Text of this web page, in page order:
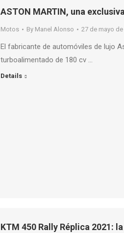
ASTON MARTIN, una
Motos By Manel Alonso 27 de mayo de
El fabricante de automóviles de lujo
turboalimentado de 180 cv …
Details
KTM 450 Rally Réplica 2021: